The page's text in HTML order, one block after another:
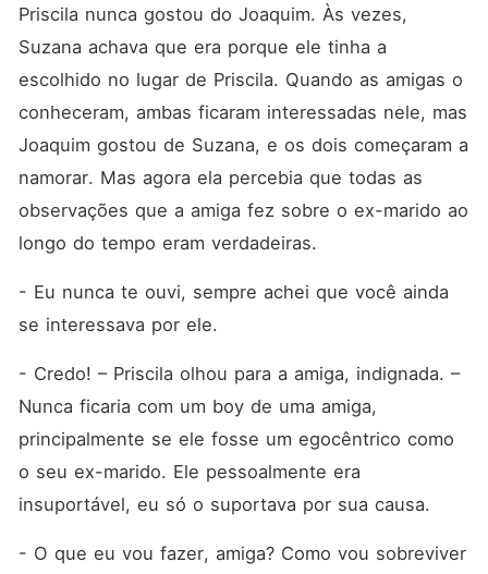
Priscila nunca gostou do Joaquim. Às vezes,
Suzana achava que era porque ele tinha a
escolhido no lugar de Priscila. Quando as amigas o
conheceram, ambas ficaram interessadas nele, mas
Joaquim gostou de Suzana, e os dois começaram a
namorar. Mas agora ela percebia que todas as
observações que a amiga fez sobre o ex-marido ao
longo do tempo eram verdadeiras.
- Eu nunca te ouvi, sempre achei que você ainda
se interessava por ele.
- Credo! – Priscila olhou para a amiga, indignada. –
Nunca ficaria com um boy de uma amiga,
principalmente se ele fosse um egocêntrico como
o seu ex-marido. Ele pessoalmente era
insuportável, eu só o suportava por sua causa.
- O que eu vou fazer, amiga? Como vou sobreviver